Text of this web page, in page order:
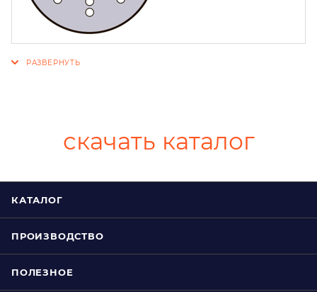
скачать каталог
КАТАЛОГ
ПРОИЗВОДСТВО
ПОЛЕЗНОЕ